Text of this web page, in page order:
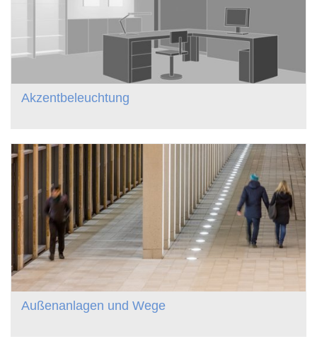
Akzentbeleuchtung
Außenanlagen und Wege